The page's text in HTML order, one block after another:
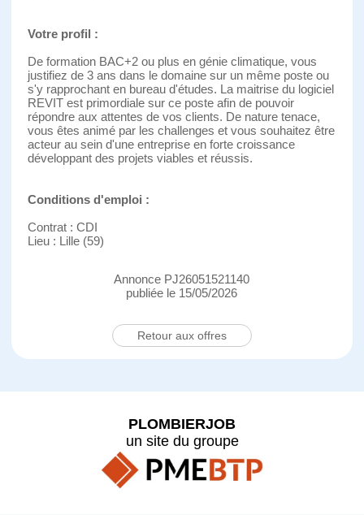
Votre profil :
De formation BAC+2 ou plus en génie climatique, vous
justifiez de 3 ans dans le domaine sur un même poste ou
s'y rapprochant en bureau d'études. La maitrise du logiciel
REVIT est primordiale sur ce poste afin de pouvoir
répondre aux attentes de vos clients. De nature tenace,
vous êtes animé par les challenges et vous souhaitez être
acteur au sein d'une entreprise en forte croissance
développant des projets viables et réussis.
Conditions d'emploi :
Contrat : CDI
Lieu : Lille (59)
Annonce PJ26051521140
publiée le 15/05/2026
Retour aux offres
PLOMBIERJOB
un site du groupe